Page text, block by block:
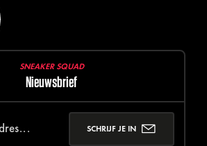
SNEAKER SQUAD
Nieuwsbrief
SCHRIJF JE IN